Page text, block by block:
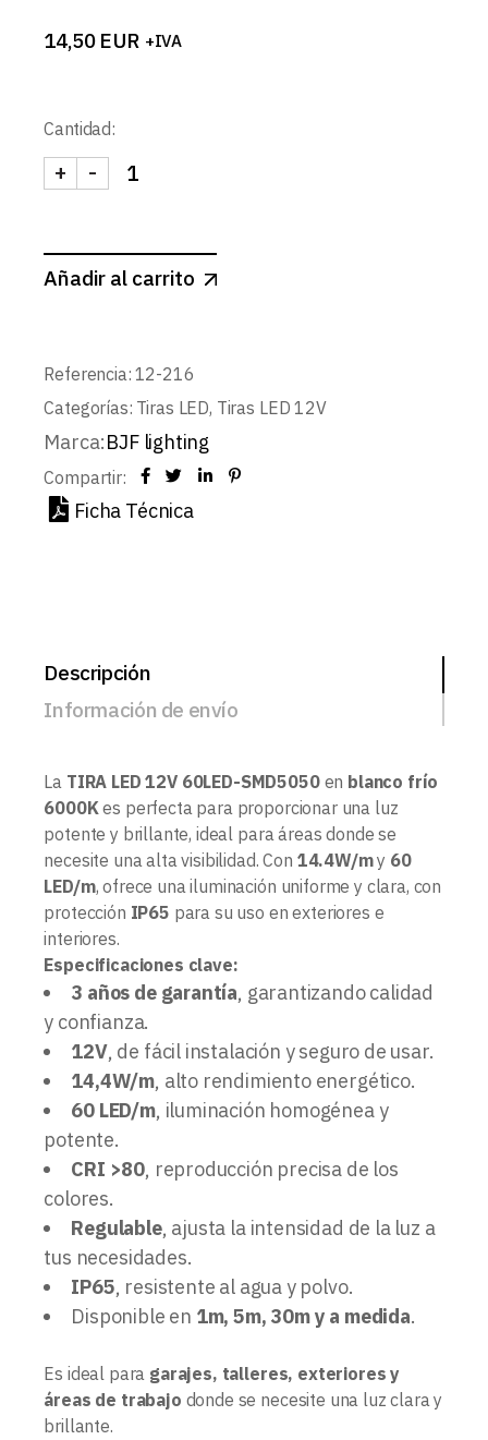
14,50 EUR +IVA
Cantidad:
TIRA 12V BASIC 14,4W/m 60LED/m SMD5050
-
+
Añadir al carrito
Referencia: 12-216
Categorías: Tiras LED, Tiras LED 12V
Marca:BJF lighting
Compartir:
Ficha Técnica
Descripción
Información de envío
La TIRA LED 12V 60LED-SMD5050en blanco frío
6000K es perfecta para proporcionar una luz
potente y brillante, ideal para áreas donde se
necesite una alta visibilidad. Con 14.4W/my 60
LED/m, ofrece una iluminación uniforme y clara, con
protección IP65 para su uso en exteriores e
interiores.
Especificaciones clave:
3 años de garantía, garantizando calidad
y confianza.
12V, de fácil instalación y seguro de usar.
14,4W/m, alto rendimiento energético.
60 LED/m, iluminación homogénea y
potente.
CRI >80, reproducción precisa de los
colores.
Regulable, ajusta la intensidad de la luz a
tus necesidades.
IP65, resistente al agua y polvo.
Disponible en 1m, 5m, 30m y a medida.
Es ideal para garajes, talleres, exteriores y
áreas de trabajo donde se necesite una luz clara y
brillante.